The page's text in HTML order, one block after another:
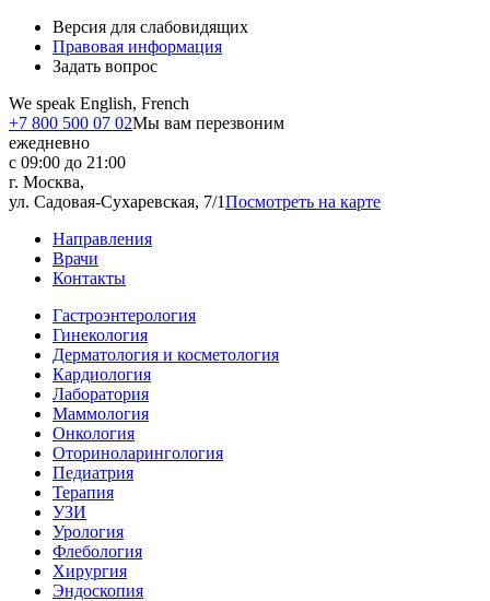
Версия для слабовидящих
Правовая информация
Задать вопрос
We speak English, French
+7 800 500 07 02Мы вам перезвоним
ежедневно
с 09:00 до 21:00
г. Москва,
ул. Садовая-Сухаревская, 7/1Посмотреть на карте
Направления
Врачи
Контакты
Гастроэнтерология
Гинекология
Дерматология и косметология
Кардиология
Лаборатория
Маммология
Онкология
Оториноларингология
Педиатрия
Терапия
УЗИ
Урология
Флебология
Хирургия
Эндоскопия